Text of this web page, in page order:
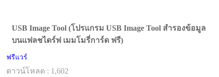
USB Image Tool (โปรแกรม USB Image Tool สำรองข้อมูล
บนแฟลชไดร์ฟ เมมโมรี่การ์ด ฟรี)
ฟรีแวร์
ดาวน์โหลด : 1,602